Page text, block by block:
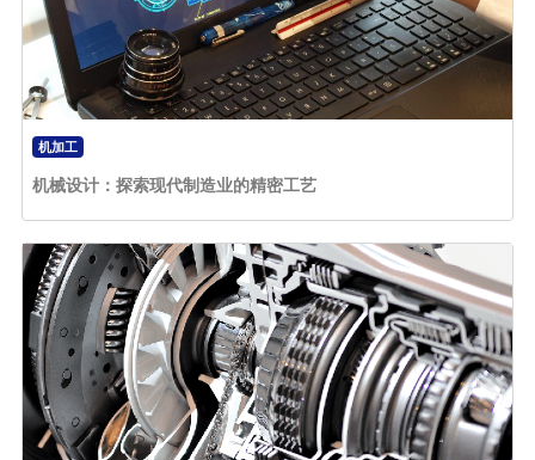
机加工
机械设计：探索现代制造业的精密工艺